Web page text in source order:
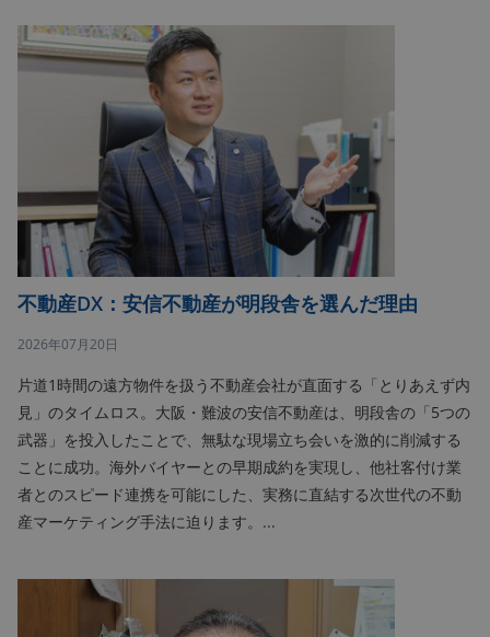
不動産DX：安信不動産が明段舎を選んだ理由
2026年07月20日
片道1時間の遠方物件を扱う不動産会社が直面する「とりあえず内
見」のタイムロス。大阪・難波の安信不動産は、明段舎の「5つの
武器」を投入したことで、無駄な現場立ち会いを激的に削減する
ことに成功。海外バイヤーとの早期成約を実現し、他社客付け業
者とのスピード連携を可能にした、実務に直結する次世代の不動
産マーケティング手法に迫ります。...